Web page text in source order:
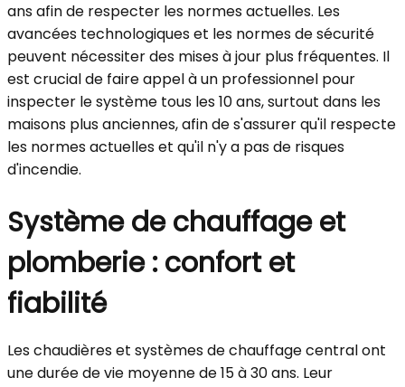
ans afin de respecter les normes actuelles. Les
avancées technologiques et les normes de sécurité
peuvent nécessiter des mises à jour plus fréquentes. Il
est crucial de faire appel à un professionnel pour
inspecter le système tous les 10 ans, surtout dans les
maisons plus anciennes, afin de s'assurer qu'il respecte
les normes actuelles et qu'il n'y a pas de risques
d'incendie.
Système de chauffage et
plomberie : confort et
fiabilité
Les chaudières et systèmes de chauffage central ont
une durée de vie moyenne de 15 à 30 ans. Leur